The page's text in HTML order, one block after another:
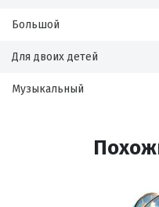
Большой
Для двоих детей
Музыкальный